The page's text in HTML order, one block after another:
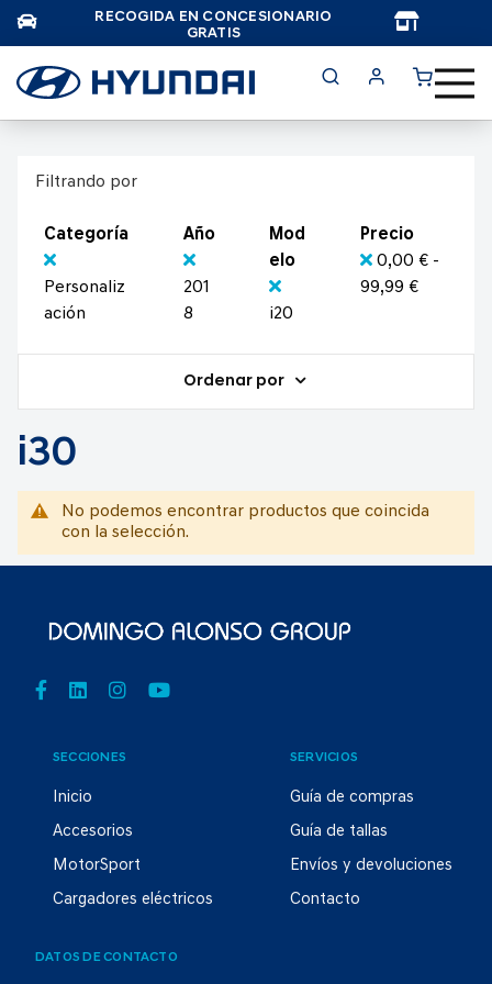
RECOGIDA EN CONCESIONARIO
GRATIS
Filtrando por
Categoría
Personaliz
ación
Año
201
8
Mod
elo
i20
Precio
0,00 € -
99,99 €
Ordenar por
i30
No podemos encontrar productos que coincida
con la selección.
SECCIONES
Inicio
Accesorios
MotorSport
Cargadores eléctricos
SERVICIOS
Guía de compras
Guía de tallas
Envíos y devoluciones
Contacto
DATOS DE CONTACTO